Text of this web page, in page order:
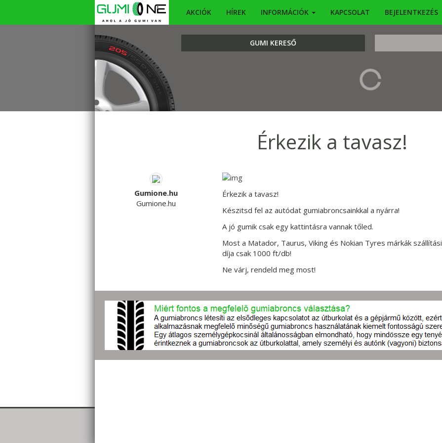
AKCIÓK HÍREK INFORMÁCIÓK KAPCSOLAT BEJELENTKEZÉS
GUMI KERESŐ
KERESÉS
Érkezik a tavasz!
Gumione.hu
Gumione.hu
Érkezik a tavasz!
Készitsd fel az autódat gumiabroncsainkkal a nyárra!
A jó gumik csak egy kattintásra vannak tőled.
Most a Matador, Taurus, Viking és Nokian Tyres márkák szállítási
díja csak 1000 ft/db!
Ne várj, rendeld meg most!